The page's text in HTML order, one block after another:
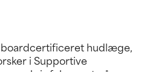
boardcertificeret hudlæge,
i Supportive